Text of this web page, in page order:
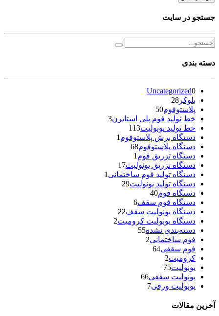
جستجو در سایت
دسته بندی
Uncategorized0
بلوکر 28
پلاستوفوم50
خط تولید فوم پلی استایرن3
خط تولید یونولیت113
دستگاه برش پلاستوفوم 1
دستگاه پلاستوفوم68
دستگاه تزریق فوم 1
دستگاه تزریق یونولیت17
دستگاه تولید فوم ساختمانی 1
دستگاه تولید یونولیت29
دستگاه فوم40
دستگاه فوم سقف6
دستگاه یونولیت سقف22
دستگاه یونولیت کرومیت2
دسته‌بندی نشده55
فوم ساختمانی2
فوم سقفی64
کرومیت2
یونولیت75
یونولیت سقفی66
یونولیت ورقی7
آخرین مقالات